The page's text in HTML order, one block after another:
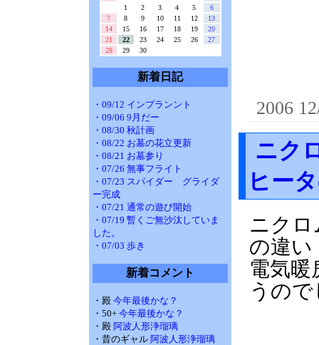
1
2 3 4 5
6
7
8 9 10 11 12
13
14
15 16 17 18 19
20
21
22 23 24 25 26
27
28
29 30
新着日記
・09/12 インプランント
・09/06 9月だー
・08/30 秋計画
・08/22 お墓の花立更新
・08/21 お墓参り
・07/26 無事フライト
・07/23 スパイダー グライダ
ー完成
・07/21 通常の遊び開始
・07/19 暫くご無沙汰していま
した。
・07/03 歩き
新着コメント
・殿 今年最後かな？
・50+ 今年最後かな？
・殿 阿波人形浄瑠璃
・昔のギャル 阿波人形浄瑠璃
2006
ニク
ヒー
ニク
の違い
電気
うの